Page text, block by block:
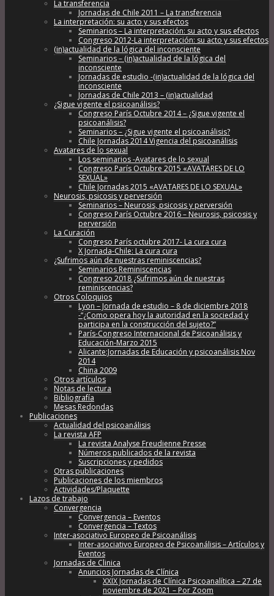
La transferencia
Jornadas de Chile 2011 – La transferencia
La interpretación: su acto y sus efectos
Seminarios – La interpretación: su acto y sus efectos
Congreso 2012-La interpretación: su acto y sus efectos
(in)actualidad de la lógica del inconsciente
Seminarios – (in)actualidad de la lógica del
inconsciente
Jornadas de estudio -(in)actualidad de la lógica del
inconsciente
Jornadas de Chile 2013 – (in)actualidad
¿Sigue vigente el psicoanálisis?
Congreso París Octubre 2014 – ¿Sigue vigente el
psicoanálisis?
Seminarios – ¿Sigue vigente el psicoanálisis?
Chile Jornadas 2014 Vigencia del psicoanálisis
Avatares de lo sexual
Los seminarios -Avatares de lo sexual
Congreso París Octubre 2015 «AVATARES DE LO
SEXUAL»
Chile Jornadas 2015 «AVATARES DE LO SEXUAL»
Neurosis, psicosis y perversión
Seminarios – Neurosis, psicosis y perversión
Congreso París Octubre 2016 – Neurosis, psicosis y
perversión
La Curación
Congreso París octubre 2017- La cura cura
X Jornada-Chile: La cura cura
¿Sufrimos aún de nuestras reminiscencias?
Seminarios Reminiscencias
Congreso 2018 ¿Sufrimos aún de nuestras
reminiscencias?
Otros Coloquios
Lyon – Jornada de estudio – 8 de diciembre 2018
-“¿Como opera hoy la autoridad en la sociedad y
participa en la construcción del sujeto?”
París-Congreso Internacional de Psicoanálisis y
Educación-Marzo 2015
Alicante:Jornadas de Educación y psicoanálisis Nov
2014
China 2009
Otros artículos
Notas de lectura
Bibliografía
Mesas Redondas
Publicaciones
Actualidad del psicoanálisis
La revista AFP
La revista Analyse Freudienne Presse
Números publicados de la revista
Suscripciones y pedidos
Otras publicaciones
Publicaciones de los miembros
Actividades/Plaquette
Lazos de trabajo
Convergencia
Convergencia – Eventos
Convergencia – Textos
Inter-asociativo Europeo de Psicoanálisis
Inter-asociativo Europeo de Psicoanálisis – Artículos y
Eventos
Jornadas de Clinica
Anuncios Jornadas de Clínica
XXIX Jornadas de Clínica Psicoanalítica – 27 de
noviembre de 2021 – Por Zoom